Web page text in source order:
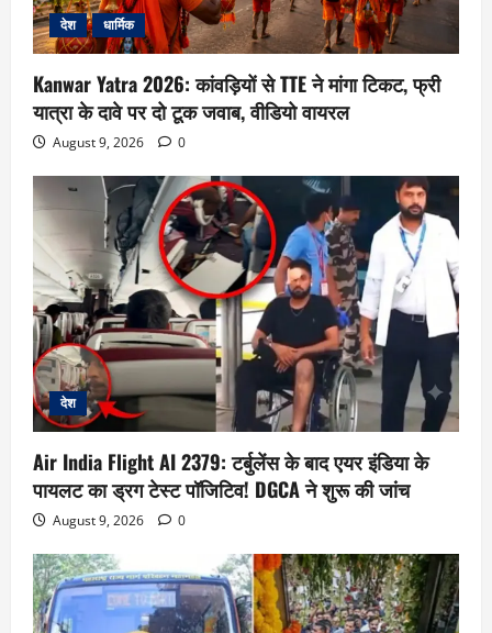
देश धार्मिक
Kanwar Yatra 2026: कांवड़ियों से TTE ने मांगा टिकट, फ्री
यात्रा के दावे पर दो टूक जवाब, वीडियो वायरल
August 9, 2026 0
देश
Air India Flight AI 2379: टर्बुलेंस के बाद एयर इंडिया के
पायलट का ड्रग टेस्ट पॉजिटिव! DGCA ने शुरू की जांच
August 9, 2026 0